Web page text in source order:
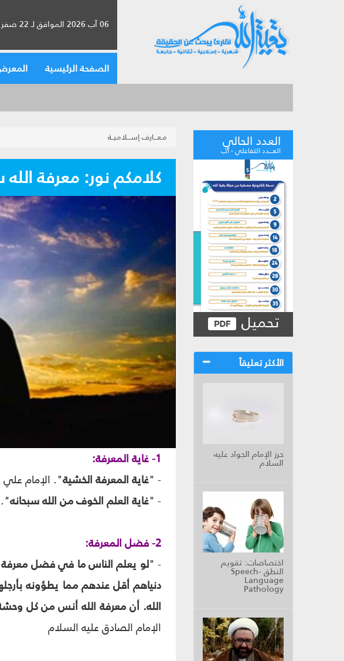
06 آب 2026 الموافق لـ 22 صفر 1448
الصفحة الرئيسية
العدد الحالي
العـــدد التفاعلي - آب
تحميل
الأكثر تعليقاً
حرز الإمام الجواد عليه
السلام
اختصاصات: تقويم
النطق Speech-
Language
Pathology
مـعـــارف إســـلاميــة
كلامكم نور: معرفة الله
1- غاية المعرفة:
- "غاية المعرفة الخشية". الإمام علي
- "غاية العلم الخوف من الله سبحانه".
2- فضل المعرفة:
- "لو يعلم الناس ما في فضل معرفة
دنياهم أقل عندهم مما يطؤونه
الله. أن معرفة الله أنس من كل
الإمام الصادق عليه السلام